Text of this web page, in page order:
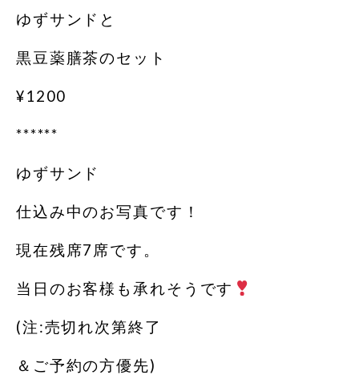
ゆずサンドと
黒豆薬膳茶のセット
¥1200
******
ゆずサンド
仕込み中のお写真です！
現在残席7席です。
当日のお客様も承れそうです
(注:売切れ次第終了
＆ご予約の方優先)